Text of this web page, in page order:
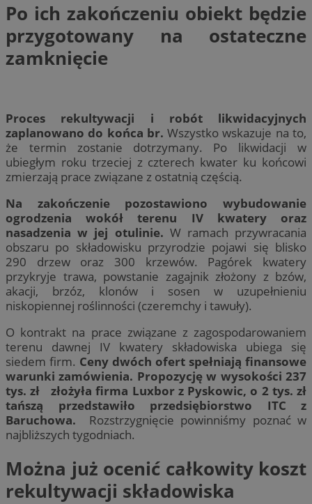
Po ich zakończeniu obiekt będzie
przygotowany na ostateczne
zamknięcie
Proces rekultywacji i robót likwidacyjnych
zaplanowano do końca br. Wszystko wskazuje na to,
że termin zostanie dotrzymany. Po likwidacji w
ubiegłym roku trzeciej z czterech kwater ku końcowi
zmierzają prace związane z ostatnią częścią.
Na zakończenie pozostawiono wybudowanie
ogrodzenia wokół terenu IV kwatery oraz
nasadzenia w jej otulinie. W ramach przywracania
obszaru po składowisku przyrodzie pojawi się blisko
290 drzew oraz 300 krzewów. Pagórek kwatery
przykryje trawa, powstanie zagajnik złożony z bzów,
akacji, brzóz, klonów i sosen w uzupełnieniu
niskopiennej roślinności (czeremchy i tawuły).
O kontrakt na prace związane z zagospodarowaniem
terenu dawnej IV kwatery składowiska ubiega się
siedem firm. Ceny dwóch ofert spełniają finansowe
warunki zamówienia. Propozycję w wysokości 237
tys. zł złożyła firma Luxbor z Pyskowic, o 2 tys. zł
tańszą przedstawiło przedsiębiorstwo ITC z
Baruchowa.
Rozstrzygnięcie powinniśmy poznać w
najbliższych tygodniach.
Można już ocenić całkowity koszt
rekultywacji składowiska